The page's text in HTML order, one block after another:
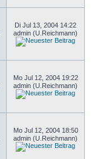
Di Jul 13, 2004 14:22
admin (U.Reichmann)
Mo Jul 12, 2004 19:22
admin (U.Reichmann)
Mo Jul 12, 2004 18:50
admin (U.Reichmann)